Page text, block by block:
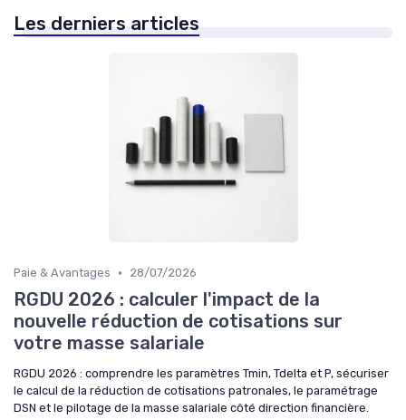
Les derniers articles
Paie & Avantages • 28/07/2026
RGDU 2026 : calculer l'impact de la
nouvelle réduction de cotisations sur
votre masse salariale
RGDU 2026 : comprendre les paramètres Tmin, Tdelta et P, sécuriser
le calcul de la réduction de cotisations patronales, le paramétrage
DSN et le pilotage de la masse salariale côté direction financière.